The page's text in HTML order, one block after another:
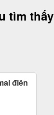
tìm thấy
điện